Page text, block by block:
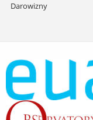
Darowizny